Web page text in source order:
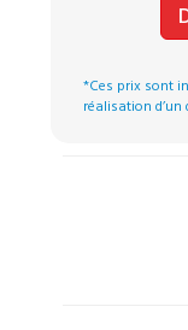
*Ces prix sont
réalisation